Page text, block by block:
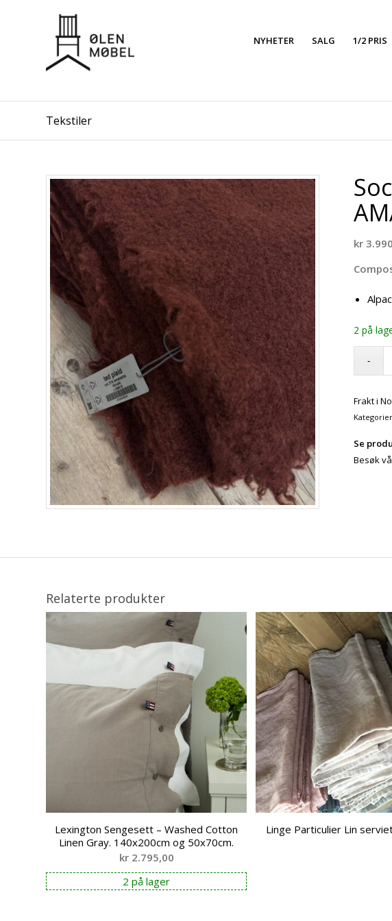
NYHETER SALG 1/2 PRIS
Tekstiler
kr
2 på
Frakt i
Se
Besøk
Relaterte produkter
Lexington Sengesett – Washed Cotton
Linen Gray. 140x200cm og 50x70cm.
kr2.795,00
2 på lager
Linge Particulier Lin